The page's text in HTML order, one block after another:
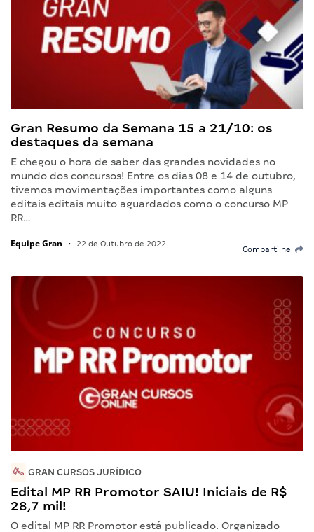
Gran Resumo da Semana 15 a 21/10: os
destaques da semana
E chegou o hora de saber das grandes novidades no
mundo dos concursos! Entre os dias 08 e 14 de outubro,
tivemos movimentações importantes como alguns
editais editais muito aguardados como o concurso MP
RR…
Equipe Gran • 22 de Outubro de 2022
Compartilhe
GRAN CURSOS JURÍDICO
Edital MP RR Promotor SAIU! Iniciais de R$
28,7 mil!
O edital MP RR Promotor está publicado. Organizado